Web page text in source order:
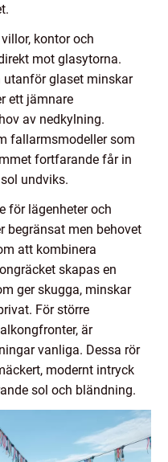
kontor och
mot glasytorna.
utanför glaset minskar
ett jämnare
av nedkylning.
fallarmsmodeller som
fortfarande får in
undviks.
för lägenheter och
begränsat men behovet
att kombinera
skapas en
ger skugga, minskar
För större
är
vanliga. Dessa rör
modernt intryck
sol och bländning.